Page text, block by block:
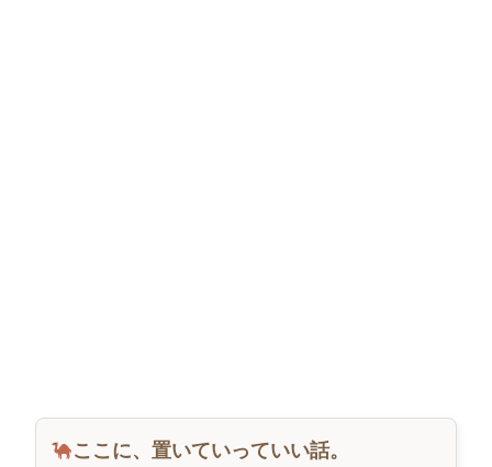
ここに、置いていっていい話。